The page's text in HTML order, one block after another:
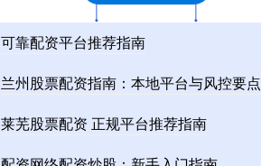
可靠配资平台推荐指南
兰州股票配资指南：本地平台与风控要点
莱芜股票配资 正规平台推荐指南